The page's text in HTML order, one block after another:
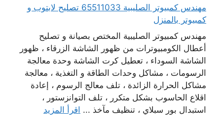
مهندس كمبيوتر الصليبية 65511033 تصليح لابتوب و
كمبيوتر بالمنزل
مهندس كمبيوتر الصليبية المختص بصيانة و تصليح
أعطال الكومبيوترات من ظهور الشاشة الزرقاء ، ظهور
الشاشة السوداء ، تعطيل كرت الشاشة وحدة معالجة
الرسومات ، مشاكل وحدات الطاقة و التغذية ، معالجة
مشاكل الحرارة الزائدة ، تلف معالج الرسوم ، إعادة
اقلاع الحاسوب بشكل متكرر ، تلف التوانزستور ،
استبدال بور سبلاي ، تنظيف مآخذ ... اقرأ المزيد